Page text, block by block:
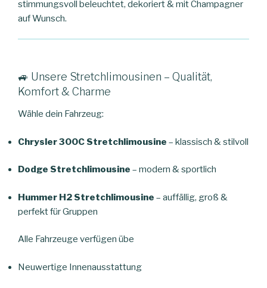
stimmungsvoll beleuchtet, dekoriert & mit Champagner
auf Wunsch.
🚙 Unsere Stretchlimousinen – Qualität,
Komfort & Charme
Wähle dein Fahrzeug:
Chrysler 300C Stretchlimousine – klassisch & stilvoll
Dodge Stretchlimousine – modern & sportlich
Hummer H2 Stretchlimousine – auffällig, groß &
perfekt für Gruppen
Alle Fahrzeuge verfügen über:
Neuwertige Innenausstattung